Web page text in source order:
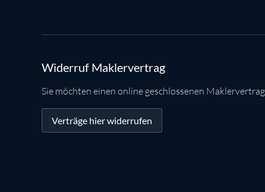
Widerruf Maklervertrag
Sie möchten einen online geschlossenen
Verträge hier widerrufen